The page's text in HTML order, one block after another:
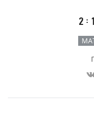
тайм
2 : 1